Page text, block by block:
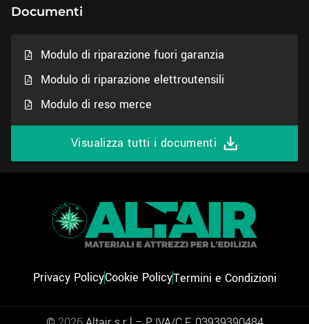
Documenti
Modulo di riparazione fuori garanzia
Modulo di riparazione elettroutensili
Modulo di reso merce
Visualizza tutti i documenti
Privacy PolicyCookie PolicyTermini e Condizioni